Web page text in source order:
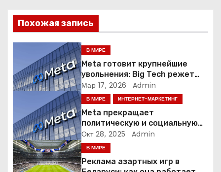
ц
и
п
о
а
п
Похожая запись
В МИРЕ
Meta готовит крупнейшие
увольнения: Big Tech режет
людей ради искусственного
интеллекта
Мар 17, 2026 Admin
В МИРЕ ИНТЕРНЕТ-МАРКЕТИНГ
Meta прекращает
политическую и социальную
рекламу в ЕС. Почему это
меняет рынок цифровой
рекламы?
Окт 28, 2025 Admin
В МИРЕ
Реклама азартных игр в